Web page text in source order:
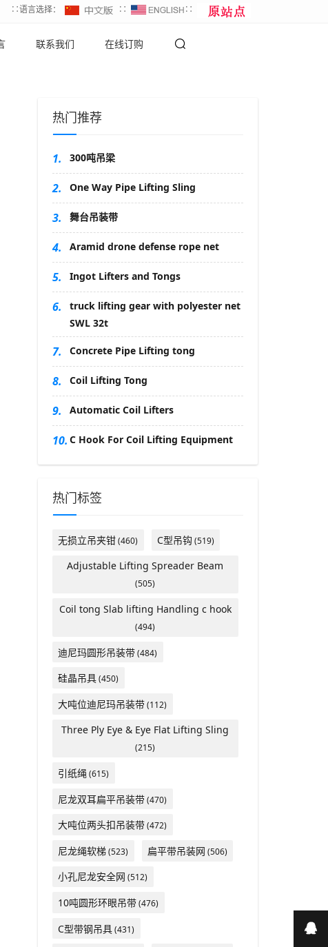
∷语言选择： ∷ ∷
联系我们 在线订购
热门推荐
1. 300吨吊梁
2. One Way Pipe Lifting Sling
3. 舞台吊装带
4. Aramid drone defense rope net
5. Ingot Lifters and Tongs
6.
truck lifting gear with polyester net
SWL 32t
7. Concrete Pipe Lifting tong
8. Coil Lifting Tong
9. Automatic Coil Lifters
10. C Hook For Coil Lifting Equipment
热门标签
无损立吊夹钳(460) C型吊钩 (519)
Adjustable Lifting Spreader Beam
(505)
Coil tong Slab lifting Handling c hook
(494)
迪尼玛圆形吊装带(484)
硅晶吊具(450)
大吨位迪尼玛吊装带(112)
Three Ply Eye & Eye Flat Lifting Sling
(215)
引纸绳(615)
尼龙双耳扁平吊装带(470)
大吨位两头扣吊装带(472)
尼龙绳软梯(523) 扁平带吊装网 (506)
小孔尼龙安全网 (512)
10吨圆形环眼吊带(476)
C型带钢吊具(431) 在